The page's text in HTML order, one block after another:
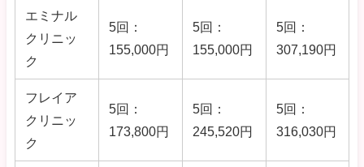
エミナル
クリニッ
ク
5回：
155,000円
5回：
155,000円
5回：
307,190円
フレイア
クリニッ
ク
5回：
173,800円
5回：
245,520円
5回：
316,030円